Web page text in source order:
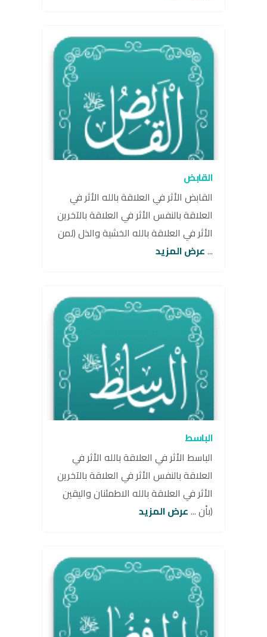
القابض
القابض الأثر في العلاقة بالله الأثر في
العلاقة بالنفس الأثر في العلاقة بالآخرين
الأثر في العلاقة بالله الخشية والذل (لمن
...عرض المزيد
الباسط
الباسط الأثر في العلاقة بالله الأثر في
العلاقة بالنفس الأثر في العلاقة بالآخرين
الأثر في العلاقة بالله الاطمئنان واليقين
(بأن ...عرض المزيد